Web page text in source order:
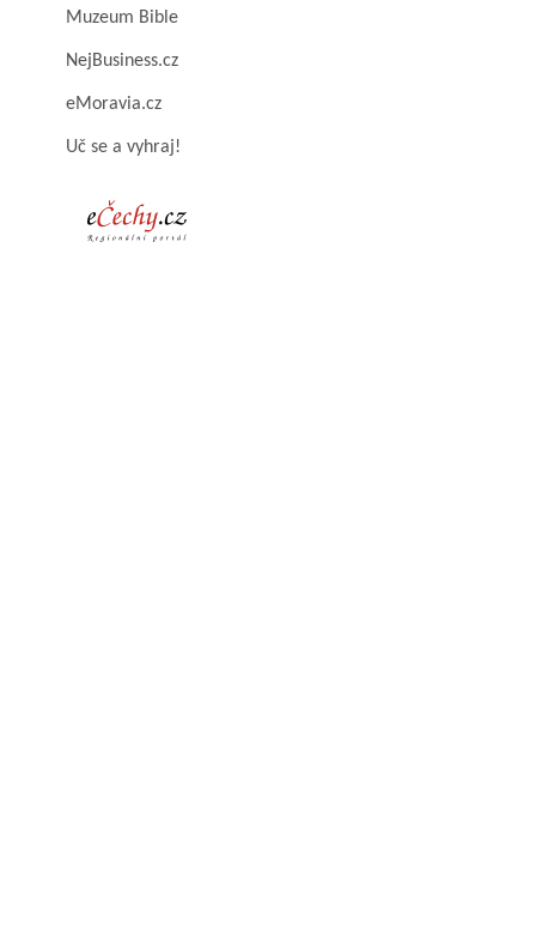
Muzeum Bible
NejBusiness.cz
eMoravia.cz
Uč se a vyhraj!